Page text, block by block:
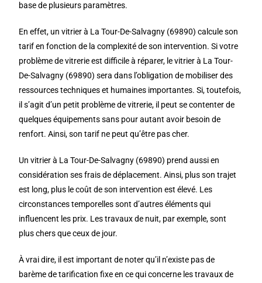
base de plusieurs paramètres.
En effet, un vitrier à La Tour-De-Salvagny (69890) calcule son
tarif en fonction de la complexité de son intervention. Si votre
problème de vitrerie est difficile à réparer, le vitrier à La Tour-
De-Salvagny (69890) sera dans l’obligation de mobiliser des
ressources techniques et humaines importantes. Si, toutefois,
il s’agit d’un petit problème de vitrerie, il peut se contenter de
quelques équipements sans pour autant avoir besoin de
renfort. Ainsi, son tarif ne peut qu’être pas cher.
Un vitrier à La Tour-De-Salvagny (69890) prend aussi en
considération ses frais de déplacement. Ainsi, plus son trajet
est long, plus le coût de son intervention est élevé. Les
circonstances temporelles sont d’autres éléments qui
influencent les prix. Les travaux de nuit, par exemple, sont
plus chers que ceux de jour.
À vrai dire, il est important de noter qu’il n’existe pas de
barème de tarification fixe en ce qui concerne les travaux de